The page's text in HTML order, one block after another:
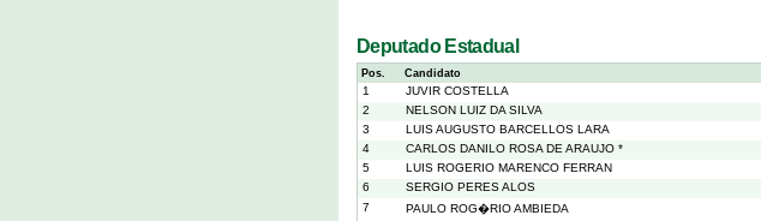
Deputado Estadual
Pos. Candidato
1 JUVIR COSTELLA
2
NELSON LUIZ DA SILVA
3
LUIS AUGUSTO BARCELLOS LARA
4
CARLOS DANILO ROSA DE ARAUJO *
5
LUIS ROGERIO MARENCO FERRAN
6
SERGIO PERES ALOS
7
PAULO ROG�RIO AMBIEDA